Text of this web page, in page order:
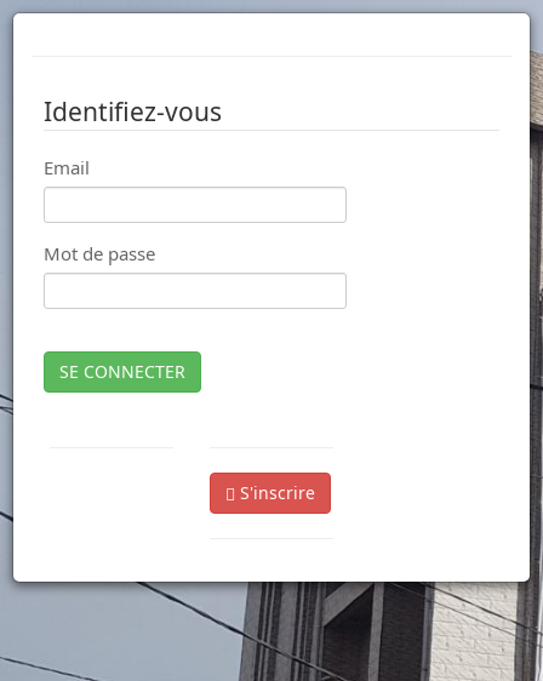
Identifiez-vous
Email
Mot de passe
SE CONNECTER
S'inscrire